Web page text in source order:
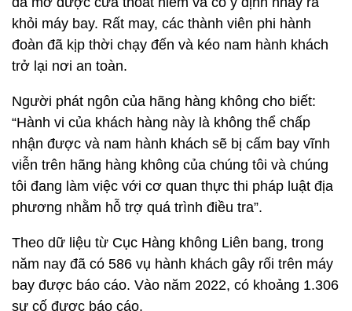
khỏi máy bay. Rất may, các thành viên phi hành
đoàn đã kịp thời chạy đến và kéo nam hành khách
trở lại nơi an toàn.
Người phát ngôn của hãng hàng không cho biết:
“Hành vi của khách hàng này là không thể chấp
nhận được và nam hành khách sẽ bị cấm bay vĩnh
viễn trên hãng hàng không của chúng tôi và chúng
tôi đang làm việc với cơ quan thực thi pháp luật địa
phương nhằm hỗ trợ quá trình điều tra”.
Theo dữ liệu từ Cục Hàng không Liên bang, trong
năm nay đã có 586 vụ hành khách gây rối trên máy
bay được báo cáo. Vào năm 2022, có khoảng 1.306
sự cố được báo cáo.